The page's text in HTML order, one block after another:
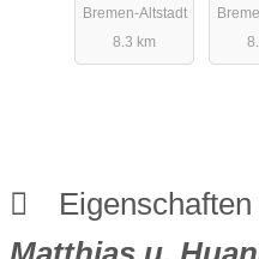
Bremen-Altstadt
8.3 km